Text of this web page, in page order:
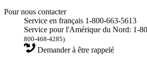
Pour nous contacter
Service en français 1-800-663-5613
Service pour l'Amérique du Nord: 1-
800-468-4285)
Demander à être rappelé